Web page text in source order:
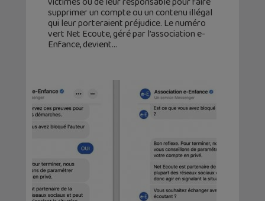
supprimer un compte ou un contenu illégal
qui leur porteraient préjudice. Le numéro
vert Net Ecoute, géré par l’association e-
Enfance, devient